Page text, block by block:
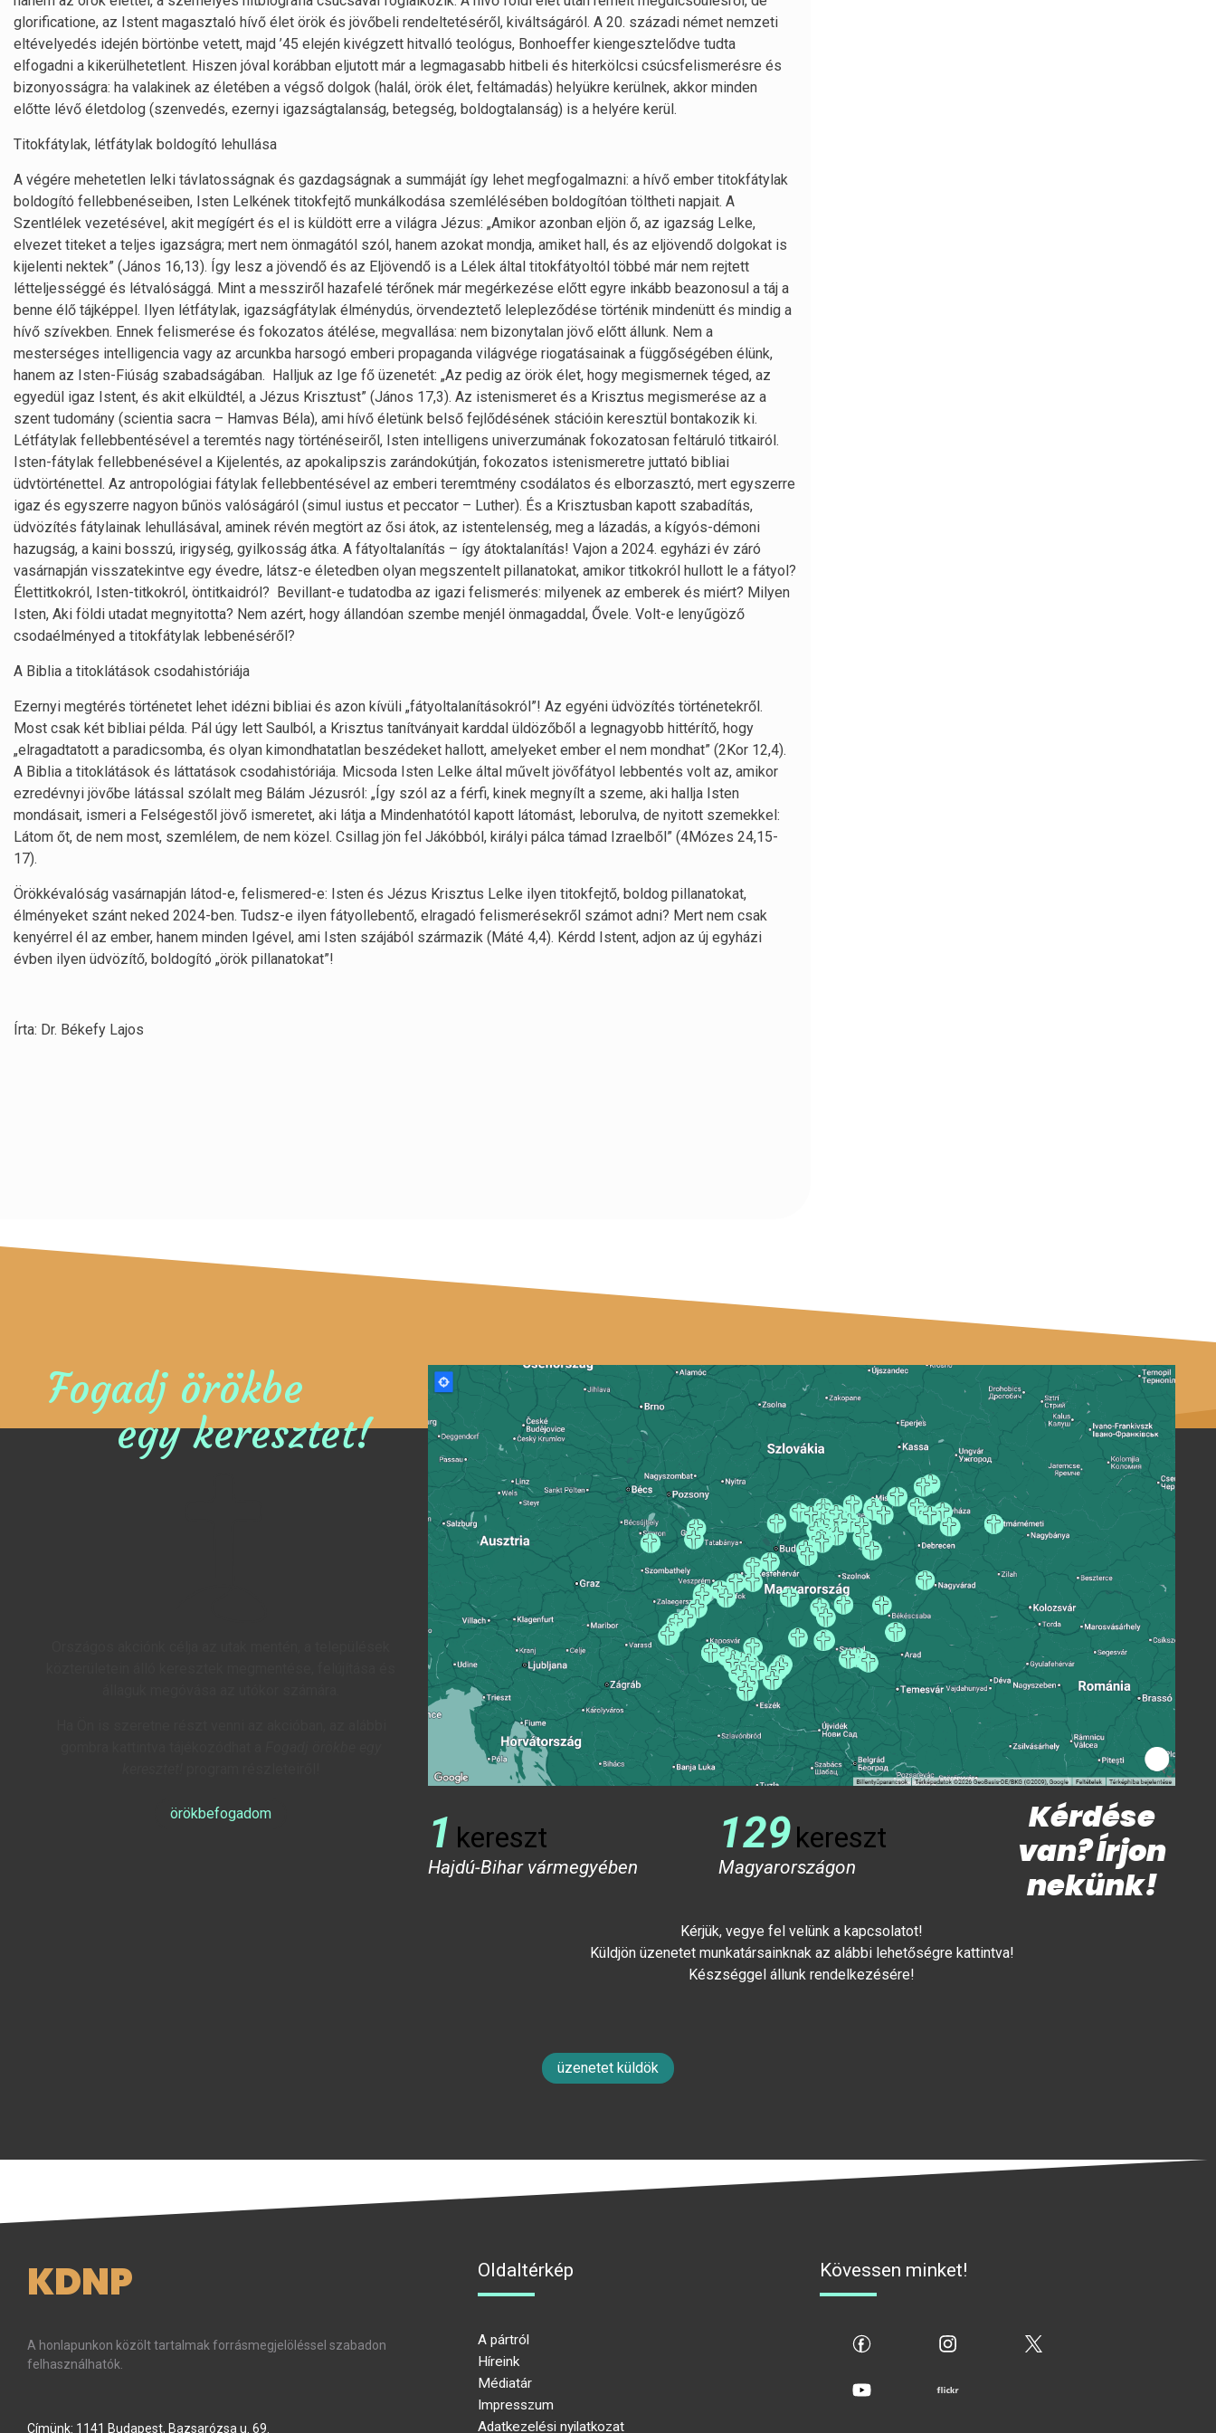
glorificatione, az Istent magasztaló hívő élet örök és jövőbeli rendeltetéséről, kiváltságáról. A 20. századi német nemzeti
eltévelyedés idején börtönbe vetett, majd ’45 elején kivégzett hitvalló teológus, Bonhoeffer kiengesztelődve tudta
elfogadni a kikerülhetetlent. Hiszen jóval korábban eljutott már a legmagasabb hitbeli és hiterkölcsi csúcsfelismerésre és
bizonyosságra: ha valakinek az életében a végső dolgok (halál, örök élet, feltámadás) helyükre kerülnek, akkor minden
előtte lévő életdolog (szenvedés, ezernyi igazságtalanság, betegség, boldogtalanság) is a helyére kerül.
Titokfátylak, létfátylak boldogító lehullása
A végére mehetetlen lelki távlatosságnak és gazdagságnak a summáját így lehet megfogalmazni: a hívő ember titokfátylak
boldogító fellebbenéseiben, Isten Lelkének titokfejtő munkálkodása szemlélésében boldogítóan töltheti napjait. A
Szentlélek vezetésével, akit megígért és el is küldött erre a világra Jézus: „Amikor azonban eljön ő, az igazság Lelke,
elvezet titeket a teljes igazságra; mert nem önmagától szól, hanem azokat mondja, amiket hall, és az eljövendő dolgokat is
kijelenti nektek” (János 16,13). Így lesz a jövendő és az Eljövendő is a Lélek által titokfátyoltól többé már nem rejtett
létteljességgé és létvalósággá. Mint a messziről hazafelé térőnek már megérkezése előtt egyre inkább beazonosul a táj a
benne élő tájképpel. Ilyen létfátylak, igazságfátylak élménydús, örvendeztető lelepleződése történik mindenütt és mindig a
hívő szívekben. Ennek felismerése és fokozatos átélése, megvallása: nem bizonytalan jövő előtt állunk. Nem a
mesterséges intelligencia vagy az arcunkba harsogó emberi propaganda világvége riogatásainak a függőségében élünk,
hanem az Isten-Fiúság szabadságában. Halljuk az Ige fő üzenetét: „Az pedig az örök élet, hogy megismernek téged, az
egyedül igaz Istent, és akit elküldtél, a Jézus Krisztust” (János 17,3). Az istenismeret és a Krisztus megismerése az a
szent tudomány (scientia sacra – Hamvas Béla), ami hívő életünk belső fejlődésének stációin keresztül bontakozik ki.
Létfátylak fellebbentésével a teremtés nagy történéseiről, Isten intelligens univerzumának fokozatosan feltáruló titkairól.
Isten-fátylak fellebbenésével a Kijelentés, az apokalipszis zarándokútján, fokozatos istenismeretre juttató bibliai
üdvtörténettel. Az antropológiai fátylak fellebbentésével az emberi teremtmény csodálatos és elborzasztó, mert egyszerre
igaz és egyszerre nagyon bűnös valóságáról (simul iustus et peccator – Luther). És a Krisztusban kapott szabadítás,
üdvözítés fátylainak lehullásával, aminek révén megtört az ősi átok, az istentelenség, meg a lázadás, a kígyós-démoni
hazugság, a kaini bosszú, irigység, gyilkosság átka. A fátyoltalanítás – így átoktalanítás! Vajon a 2024. egyházi év záró
vasárnapján visszatekintve egy évedre, látsz-e életedben olyan megszentelt pillanatokat, amikor titkokról hullott le a fátyol?
Élettitkokról, Isten-titkokról, öntitkaidról? Bevillant-e tudatodba az igazi felismerés: milyenek az emberek és miért? Milyen
Isten, Aki földi utadat megnyitotta? Nem azért, hogy állandóan szembe menjél önmagaddal, Ővele. Volt-e lenyűgöző
csodaélményed a titokfátylak lebbenéséről?
A Biblia a titoklátások csodahistóriája
Ezernyi megtérés történetet lehet idézni bibliai és azon kívüli „fátyoltalanításokról”! Az egyéni üdvözítés történetekről.
Most csak két bibliai példa. Pál úgy lett Saulból, a Krisztus tanítványait karddal üldözőből a legnagyobb hittérítő, hogy
„elragadtatott a paradicsomba, és olyan kimondhatatlan beszédeket hallott, amelyeket ember el nem mondhat” (2Kor 12,4).
A Biblia a titoklátások és láttatások csodahistóriája. Micsoda Isten Lelke által művelt jövőfátyol lebbentés volt az, amikor
ezredévnyi jövőbe látással szólalt meg Bálám Jézusról: „Így szól az a férfi, kinek megnyílt a szeme, aki hallja Isten
mondásait, ismeri a Felségestől jövő ismeretet, aki látja a Mindenhatótól kapott látomást, leborulva, de nyitott szemekkel:
Látom őt, de nem most, szemlélem, de nem közel. Csillag jön fel Jákóbból, királyi pálca támad Izraelből” (4Mózes 24,15-
17).
Örökkévalóság vasárnapján látod-e, felismered-e: Isten és Jézus Krisztus Lelke ilyen titokfejtő, boldog pillanatokat,
élményeket szánt neked 2024-ben. Tudsz-e ilyen fátyollebentő, elragadó felismerésekről számot adni? Mert nem csak
kenyérrel él az ember, hanem minden Igével, ami Isten szájából származik (Máté 4,4). Kérdd Istent, adjon az új egyházi
évben ilyen üdvözítő, boldogító „örök pillanatokat”!
Írta: Dr. Békefy Lajos
Fogadj örökbe
egy keresztet!
örökbefogadom 1 kereszt
Hajdú-Bihar vármegyében
129kereszt
Magyarországon
Kérdése
van? Írjon
nekünk!
Kérjük, vegye fel velünk a kapcsolatot!
Küldjön üzenetet munkatársainknak az alábbi lehetőségre kattintva!
Készséggel állunk rendelkezésére!
üzenetet küldök
KDNP
A honlapunkon közölt tartalmak forrásmegjelöléssel szabadon
felhasználhatók.
Címünk: 1141 Budapest, Bazsarózsa u. 69.
Oldaltérkép
A pártról
Híreink
Médiatár
Impresszum
Adatkezelési nyilatkozat
Kövessen minket!
flickr